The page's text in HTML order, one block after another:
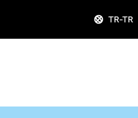
TR-TR